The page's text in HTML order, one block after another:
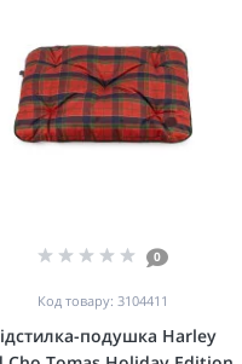
0
Код товару: 3104411
подушка Harley